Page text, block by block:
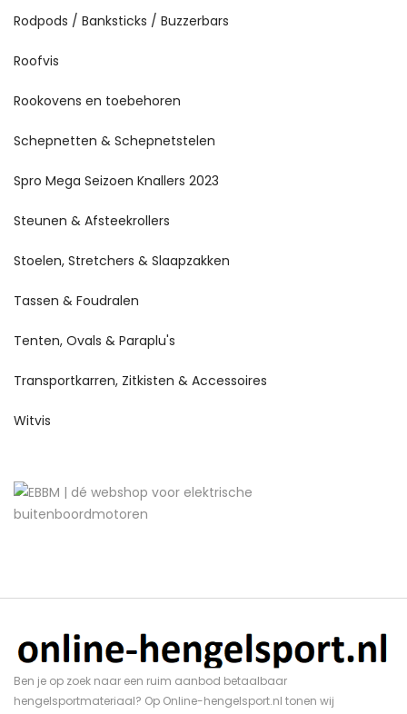
Rodpods / Banksticks / Buzzerbars
Roofvis
Rookovens en toebehoren
Schepnetten & Schepnetstelen
Spro Mega Seizoen Knallers 2023
Steunen & Afsteekrollers
Stoelen, Stretchers & Slaapzakken
Tassen & Foudralen
Tenten, Ovals & Paraplu's
Transportkarren, Zitkisten & Accessoires
Witvis
Ben je op zoek naar een ruim aanbod betaalbaar
hengelsportmateriaal? Op Online-hengelsport.nl tonen wij